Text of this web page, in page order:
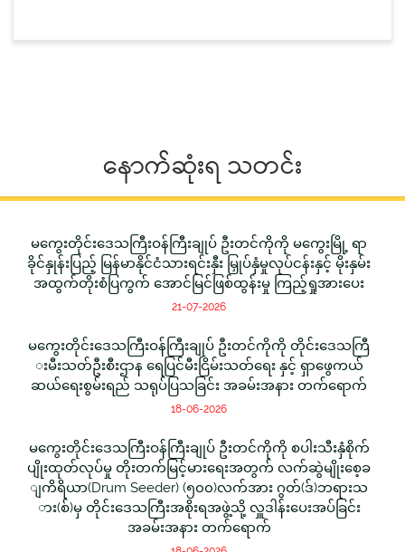
နောက်ဆုံးရ သတင်း
မကွေးတိုင်းဒေသကြီးဝန်ကြီးချုပ် ဦးတင်ကိုကို မကွေးမြို့ ရာ
ခိုင်နှုန်းပြည့် မြန်မာနိုင်ငံသားရင်းနှီး မြှုပ်နှံမှုလုပ်ငန်းနှင့် မိုးနှမ်း
အထွက်တိုးစံပြကွက် အောင်မြင်ဖြစ်ထွန်းမှု ကြည့်ရှုအားပေး
21-07-2026
မကွေးတိုင်းဒေသကြီးဝန်ကြီးချုပ် ဦးတင်ကိုကို တိုင်းဒေသကြီ
းမီးသတ်ဦးစီးဌာန ရေပြင်မီးငြိမ်းသတ်ရေး နှင့် ရှာဖွေကယ်
ဆယ်ရေးစွမ်းရည် သရုပ်ပြသခြင်း အခမ်းအနား တက်ရောက်
18-06-2026
မကွေးတိုင်းဒေသကြီးဝန်ကြီးချုပ် ဦးတင်ကိုကို စပါးသီးနှံစိုက်
ပျိုးထုတ်လုပ်မှု တိုးတက်မြင့်မားရေးအတွက် လက်ဆွဲမျိုးစေ့ခ
ျကိရိယာ(Drum Seeder) (၅၀၀)လက်အား ဂွတ်(ဒ်)ဘရားသ
ား(စ်)မှ တိုင်းဒေသကြီးအစိုးရအဖွဲ့သို့ လှူဒါန်းပေးအပ်ခြင်း
အခမ်းအနား တက်ရောက်